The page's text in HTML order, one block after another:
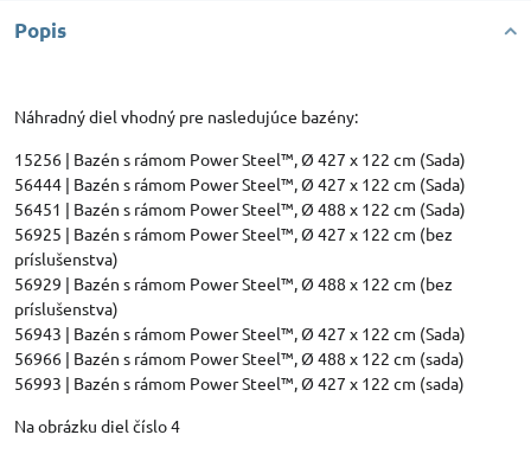
Popis
Náhradný diel vhodný pre nasledujúce bazény:
15256 | Bazén s rámom Power Steel™, Ø 427 x 122 cm (Sada)
56444 | Bazén s rámom Power Steel™, Ø 427 x 122 cm (Sada)
56451 | Bazén s rámom Power Steel™, Ø 488 x 122 cm (Sada)
56925 | Bazén s rámom Power Steel™, Ø 427 x 122 cm (bez
príslušenstva)
56929 | Bazén s rámom Power Steel™, Ø 488 x 122 cm (bez
príslušenstva)
56943 | Bazén s rámom Power Steel™, Ø 427 x 122 cm (Sada)
56966 | Bazén s rámom Power Steel™, Ø 488 x 122 cm (sada)
56993 | Bazén s rámom Power Steel™, Ø 427 x 122 cm (sada)
Na obrázku diel číslo 4